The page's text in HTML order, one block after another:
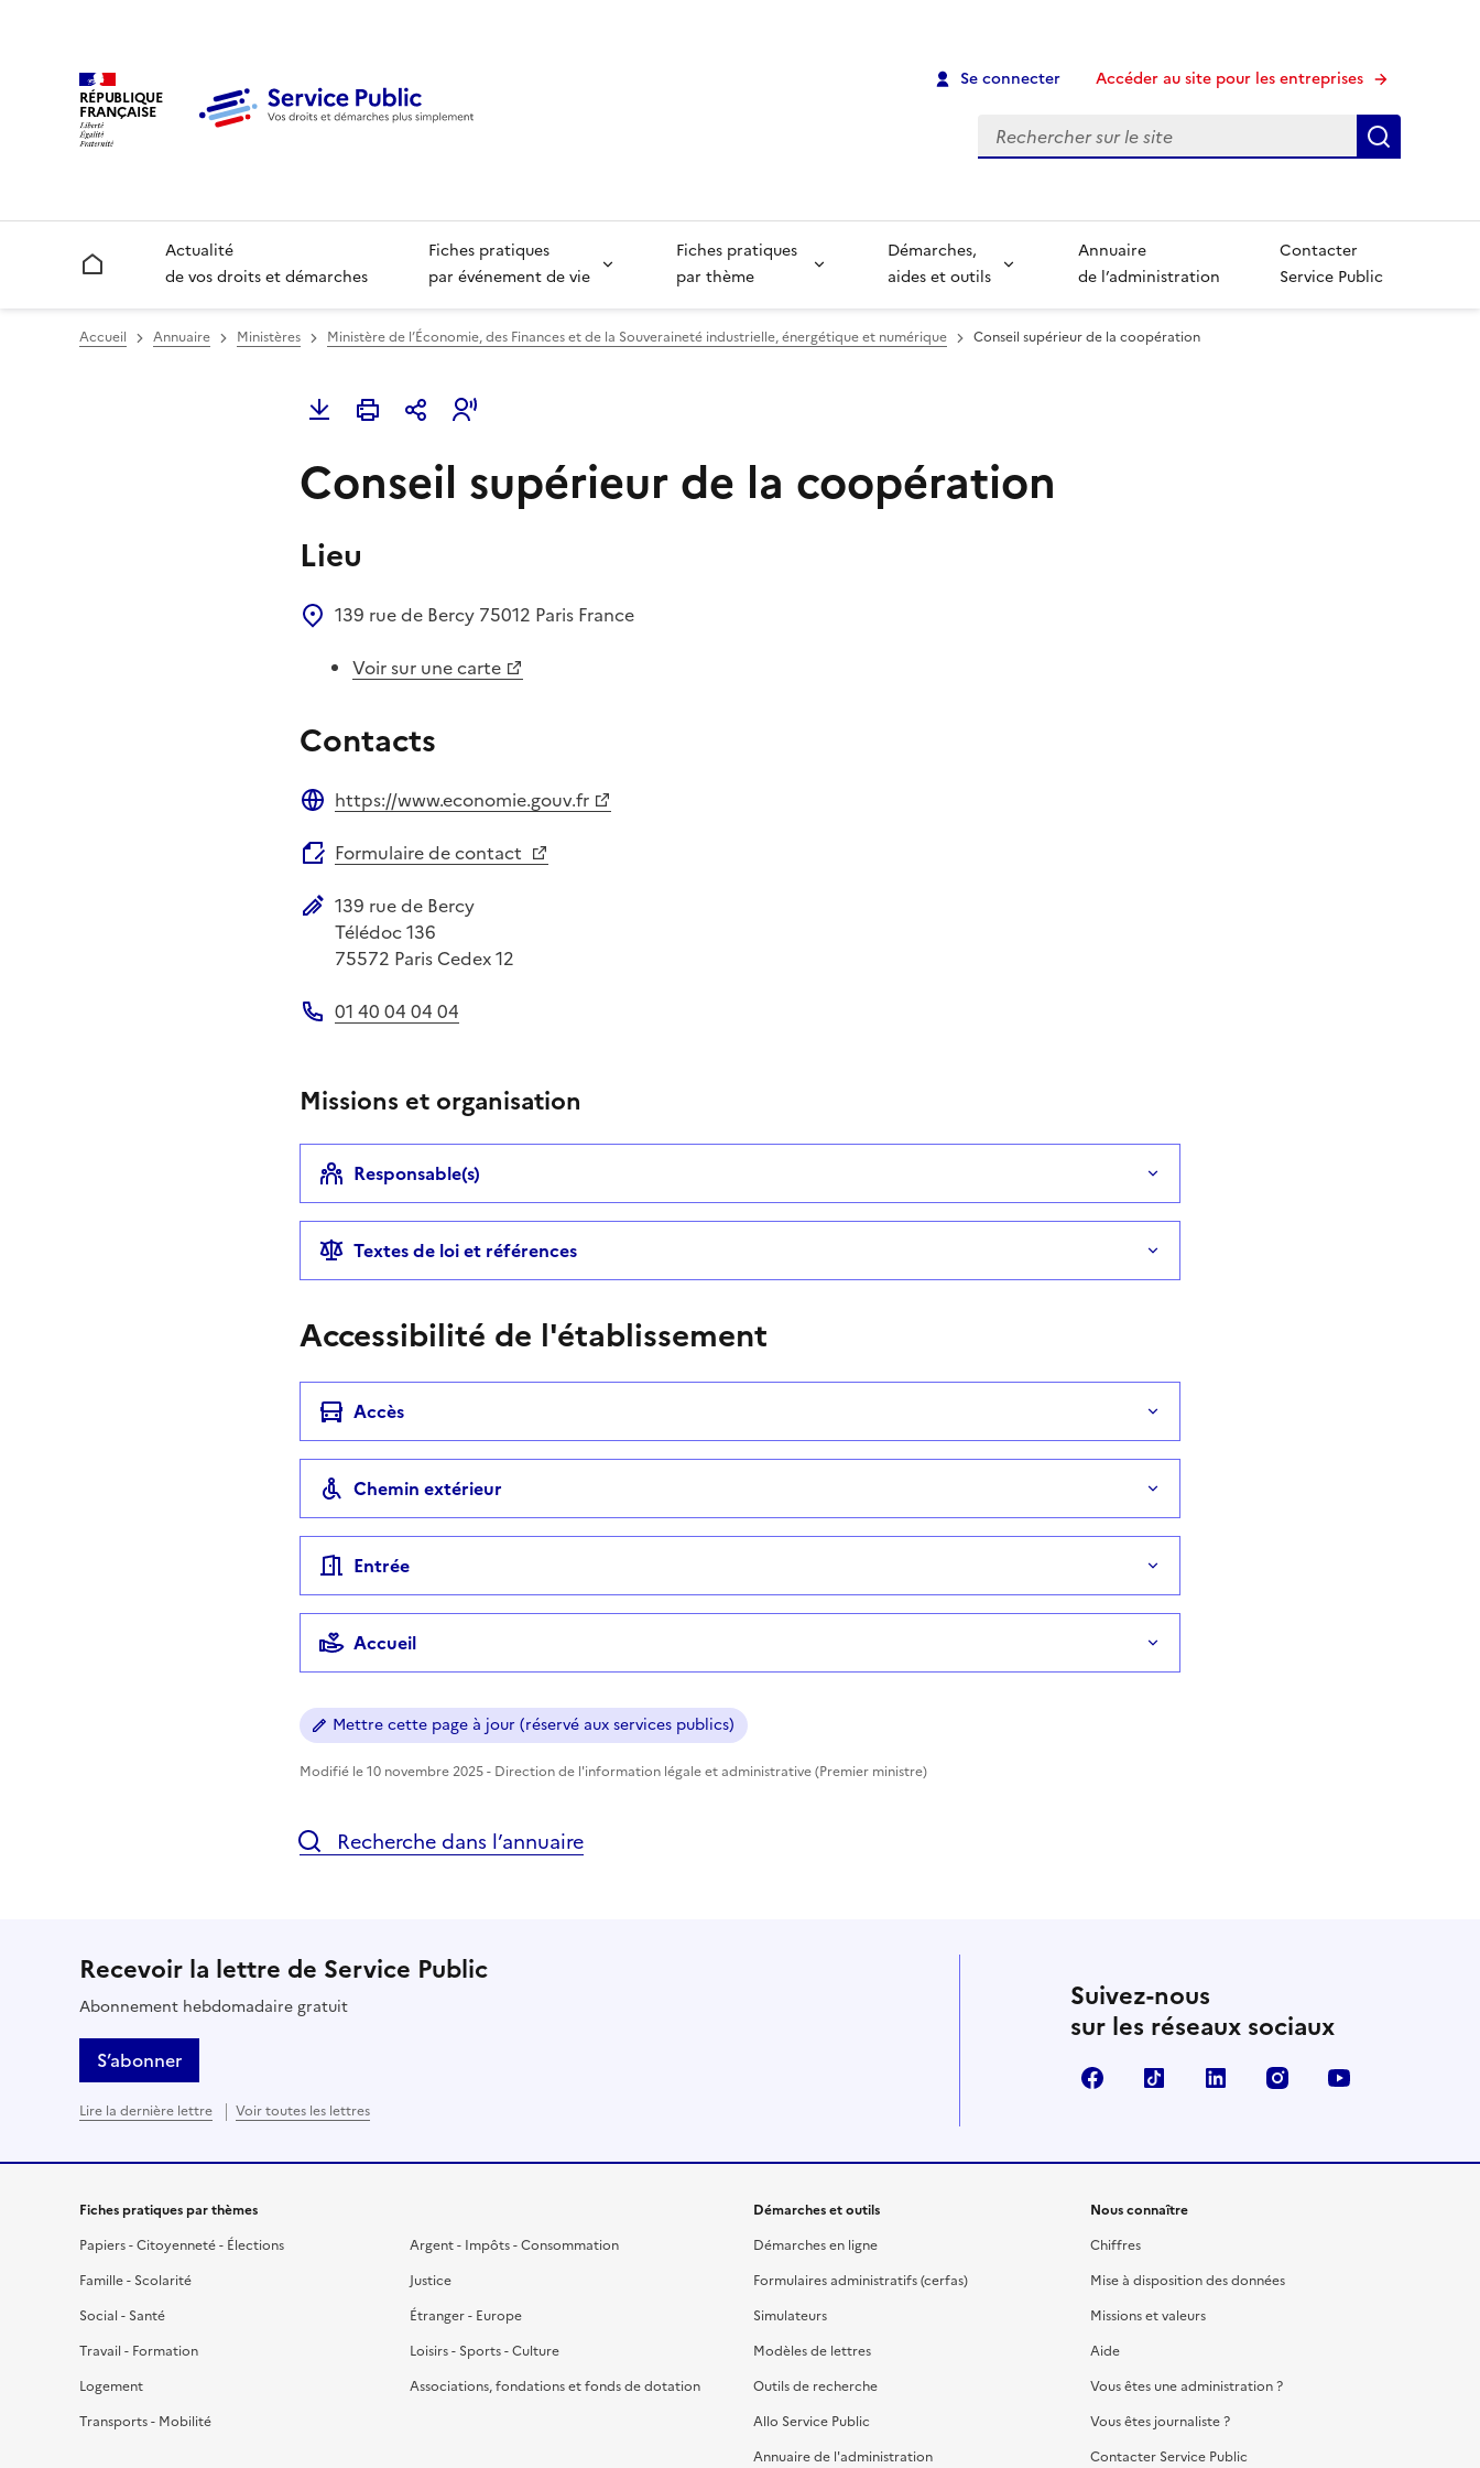
RÉPUBLIQUE
FRANÇAISE
Se connecter Accéder au site pour les entreprises
Recherche
Accueil
Actualité
de vos droits et démarches
Fiches pratiques
par événement de vie
Fiches pratiques
par thème
Démarches,
aides et outils
Annuaire
de l’administration
Contacter
Service Public
Accueil Annuaire Ministères Ministère de l’Économie, des Finances et de la Souveraineté industrielle, énergétique et numérique Conseil supérieur de la coopération
Conseil supérieur de la coopération
Lieu
139 rue de Bercy 75012 Paris France
Voir sur une carte
Contacts
https://www.economie.gouv.fr
Formulaire de contact
Adresse postale
139 rue de Bercy
Télédoc 136
75572 Paris Cedex 12
01 40 04 04 04
Missions et organisation
Responsable(s)
Textes de loi et références
Accessibilité de l'établissement
Accès
Chemin extérieur
Entrée
Accueil
Mettre cette page à jour (réservé aux services publics)
Modifié le 10 novembre 2025 - Direction de l'information légale et administrative (Premier ministre)
Recherche dans l’annuaire
Recevoir la lettre de Service Public
Abonnement hebdomadaire gratuit
S’abonner
Lire la dernière lettre Voir toutes les lettres
Suivez-nous
sur les réseaux sociaux
FacebookTikTok LinkedIn Instagram
Fiches pratiques par thèmes
Papiers - Citoyenneté - Élections
Famille - Scolarité
Social - Santé
Travail - Formation
Logement
Transports - Mobilité
Argent - Impôts - Consommation
Justice
Étranger - Europe
Loisirs - Sports - Culture
Associations, fondations et fonds de dotation
Démarches et outils
Démarches en ligne
Formulaires administratifs (cerfas)
Simulateurs
Modèles de lettres
Outils de recherche
Allo Service Public
Annuaire de l'administration
Nous connaître
Chiffres
Mise à disposition des données
Missions et valeurs
Aide
Vous êtes une administration ?
Vous êtes journaliste ?
Contacter Service Public